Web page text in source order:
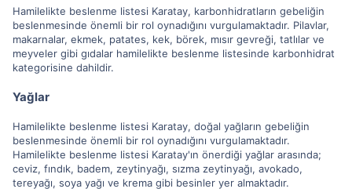
Hamilelikte beslenme listesi Karatay, karbonhidratların gebeliğin
beslenmesinde önemli bir rol oynadığını vurgulamaktadır. Pilavlar,
makarnalar, ekmek, patates, kek, börek, mısır gevreği, tatlılar ve
meyveler gibi gıdalar hamilelikte beslenme listesinde karbonhidrat
kategorisine dahildir.
Yağlar
Hamilelikte beslenme listesi Karatay, doğal yağların gebeliğin
beslenmesinde önemli bir rol oynadığını vurgulamaktadır.
Hamilelikte beslenme listesi Karatay'ın önerdiği yağlar arasında;
ceviz, fındık, badem, zeytinyağı, sızma zeytinyağı, avokado,
tereyağı, soya yağı ve krema gibi besinler yer almaktadır.